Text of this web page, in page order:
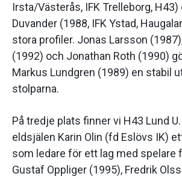
Irsta/Västerås, IFK Trelleborg,
Duvander (1988, IFK Ystad,
stora profiler. Jonas Larsson
(1992) och Jonathan Roth (1990)
Markus Lundgren (1989) en stabil
stolparna.
På tredje plats finner vi H43 Lund
eldsjälen Karin Olin (fd Eslövs IK)
som ledare för ett lag med spelare
Gustaf Oppliger (1995), Fredrik